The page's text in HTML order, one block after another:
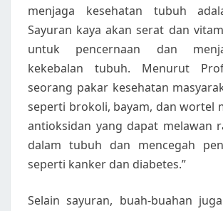
menjaga kesehatan tubuh
Sayuran kaya akan serat dan
untuk pencernaan dan
kekebalan tubuh. Menurut
seorang pakar kesehatan
seperti brokoli, bayam, dan wortel
antioksidan yang dapat melawan
dalam tubuh dan mencegah
seperti kanker dan diabetes.”
Selain sayuran, buah-buahan